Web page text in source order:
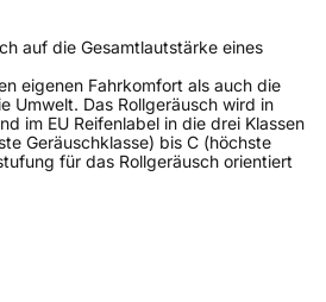
auf die Gesamtlautstärke eines
eigenen Fahrkomfort als auch die
Umwelt. Das Rollgeräusch wird in
im EU Reifenlabel in die drei Klassen
Geräuschklasse) bis C (höchste
für das Rollgeräusch orientiert